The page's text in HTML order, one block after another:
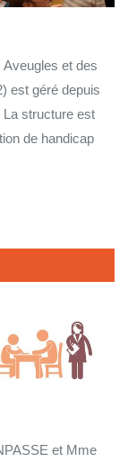
et des
est géré depuis
La structure est
de handicap
et Mme